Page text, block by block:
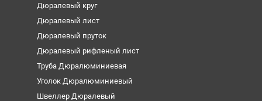
Дюралевый круг
Дюралевый лист
Дюралевый пруток
Дюралевый рифленый лист
Труба Дюралюминиевая
Уголок Дюралюминиевый
Швеллер Дюралевый